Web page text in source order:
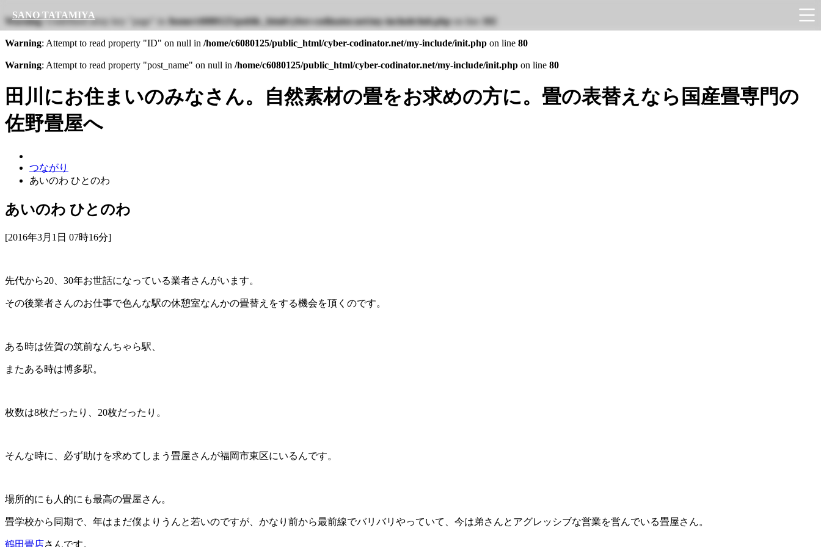
Warning: Undefined array key "page" in /home/c6080125/public_html/cyber-codinator.net/my-include/init.phpon line 102
Warning: Attempt to read property "ID" on null in /home/c6080125/public_html/cyber-codinator.net/my-include/init.php on line 80
Warning: Attempt to read property "post_name" on null in /home/c6080125/public_html/cyber-codinator.net/my-include/init.php on line 80
田川にお住まいのみなさん。自然素材の畳をお求めの方に。畳の表替えなら国産畳専門の
佐野畳屋へ
つながり
あいのわ ひとのわ
あいのわ ひとのわ
[2016年3月1日 07時16分]
先代から20、30年お世話になっている業者さんがいます。
その後業者さんのお仕事で色んな駅の休憩室なんかの畳替えをする機会を頂くのです。
ある時は佐賀の筑前なんちゃら駅、
またある時は博多駅。
枚数は8枚だったり、20枚だったり。
そんな時に、必ず助けを求めてしまう畳屋さんが福岡市東区にいるんです。
場所的にも人的にも最高の畳屋さん。
畳学校から同期で、年はまだ僕よりうんと若いのですが、かなり前から最前線でバリバリやっていて、今は弟さんとアグレッシブな営業を営んでいる畳屋さん。
鶴田畳店さんです。
SANO TATAMIYA